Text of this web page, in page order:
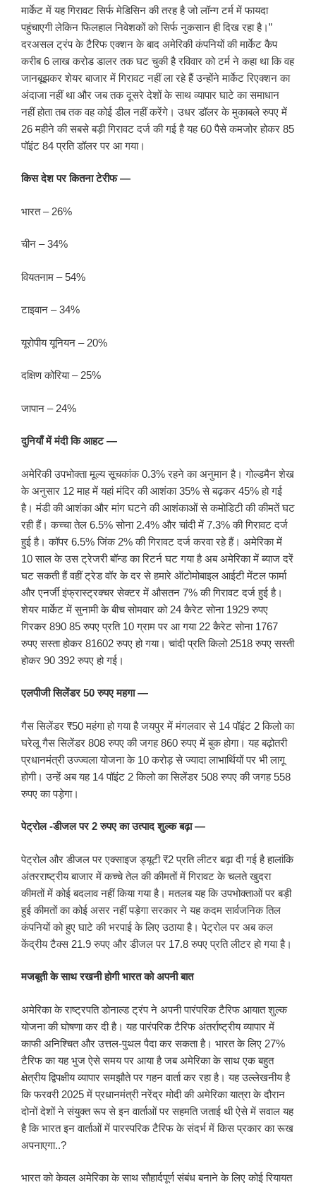
मार्केट में यह गिरावट सिर्फ मेडिसिन की तरह है जो लॉन्ग टर्म में फायदा
पहुंचाएगी लेकिन फिलहाल निवेशकों को सिर्फ नुकसान ही दिख रहा है।”
दरअसल ट्रंप के टैरिफ एक्शन के बाद अमेरिकी कंपनियों की मार्केट कैप
करीब 6 लाख करोड डालर तक घट चुकी है रविवार को टर्म ने कहा था कि वह
जानबूझकर शेयर बाजार में गिरावट नहीं ला रहे हैं उन्होंने मार्केट रिएक्शन का
अंदाजा नहीं था और जब तक दूसरे देशों के साथ व्यापार घाटे का समाधान
नहीं होता तब तक वह कोई डील नहीं करेंगे। उधर डॉलर के मुकाबले रुपए में
26 महीने की सबसे बड़ी गिरावट दर्ज की गई है यह 60 पैसे कमजोर होकर 85
पॉइंट 84 प्रति डॉलर पर आ गया।
किस देश पर कितना टेरीफ —
भारत – 26%
चीन – 34%
वियतनाम – 54%
टाइवान – 34%
यूरोपीय यूनियन – 20%
दक्षिण कोरिया – 25%
जापान – 24%
दुनियाँ में मंदी कि आहट —
अमेरिकी उपभोक्ता मूल्य सूचकांक 0.3% रहने का अनुमान है। गोल्डमैन शेख
के अनुसार 12 माह में यहां मंदिर की आशंका 35% से बढ़कर 45% हो गई
है। मंडी की आशंका और मांग घटने की आशंकाओं से कमोडिटी की कीमतें घट
रही हैं। कच्चा तेल 6.5% सोना 2.4% और चांदी में 7.3% की गिरावट दर्ज
हुई है। कॉपर 6.5% जिंक 2% की गिरावट दर्ज करवा रहे हैं। अमेरिका में
10 साल के उस ट्रेजरी बॉन्ड का रिटर्न घट गया है अब अमेरिका में ब्याज दरें
घट सकती हैं वहीं ट्रेड वॉर के दर से हमारे ऑटोमोबाइल आईटी मेंटल फार्मा
और एनर्जी इंफ्रास्ट्रक्चर सेक्टर में औसतन 7% की गिरावट दर्ज हुई है।
शेयर मार्केट में सुनामी के बीच सोमवार को 24 कैरेट सोना 1929 रुपए
गिरकर 890 85 रुपए प्रति 10 ग्राम पर आ गया 22 कैरेट सोना 1767
रुपए सस्ता होकर 81602 रुपए हो गया। चांदी प्रति किलो 2518 रुपए सस्ती
होकर 90 392 रुपए हो गई।
एलपीजी सिलेंडर 50 रुपए महगा —
गैस सिलेंडर ₹50 महंगा हो गया है जयपुर में मंगलवार से 14 पॉइंट 2 किलो का
घरेलू गैस सिलेंडर 808 रुपए की जगह 860 रुपए में बुक होगा। यह बढ़ोतरी
प्रधानमंत्री उज्ज्वला योजना के 10 करोड़ से ज्यादा लाभार्थियों पर भी लागू
होगी। उन्हें अब यह 14 पॉइंट 2 किलो का सिलेंडर 508 रुपए की जगह 558
रुपए का पड़ेगा।
पेट्रोल -डीजल पर 2 रुपए का उत्पाद शुल्क बढ़ा —
पेट्रोल और डीजल पर एक्साइज ड्यूटी ₹2 प्रति लीटर बढ़ा दी गई है हालांकि
अंतरराष्ट्रीय बाजार में कच्चे तेल की कीमतों में गिरावट के चलते खुदरा
कीमतों में कोई बदलाव नहीं किया गया है। मतलब यह कि उपभोक्ताओं पर बड़ी
हुई कीमतों का कोई असर नहीं पड़ेगा सरकार ने यह कदम सार्वजनिक तिल
कंपनियों को हुए घाटे की भरपाई के लिए उठाया है। पेट्रोल पर अब कल
केंद्रीय टैक्स 21.9 रुपए और डीजल पर 17.8 रुपए प्रति लीटर हो गया है।
मजबूती के साथ रखनी होगी भारत को अपनी बात
अमेरिका के राष्ट्रपति डोनाल्ड ट्रंप ने अपनी पारंपरिक टैरिफ आयात शुल्क
योजना की घोषणा कर दी है। यह पारंपरिक टैरिफ अंतर्राष्ट्रीय व्यापार में
काफी अनिश्चित और उत्तल-पुथल पैदा कर सकता है। भारत के लिए 27%
टैरिफ का यह भुज ऐसे समय पर आया है जब अमेरिका के साथ एक बहुत
क्षेत्रीय द्विपक्षीय व्यापार समझौते पर गहन वार्ता कर रहा है। यह उल्लेखनीय है
कि फरवरी 2025 में प्रधानमंत्री नरेंद्र मोदी की अमेरिका यात्रा के दौरान
दोनों देशों ने संयुक्त रूप से इन वार्ताओं पर सहमति जताई थी ऐसे में सवाल यह
है कि भारत इन वार्ताओं में पारस्परिक टैरिफ के संदर्भ में किस प्रकार का रूख
अपनाएगा..?
भारत को केवल अमेरिका के साथ सौहार्दपूर्ण संबंध बनाने के लिए कोई रियायत